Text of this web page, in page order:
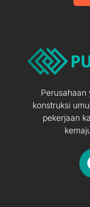
Perusahaan
konstruksi
pekerjaan